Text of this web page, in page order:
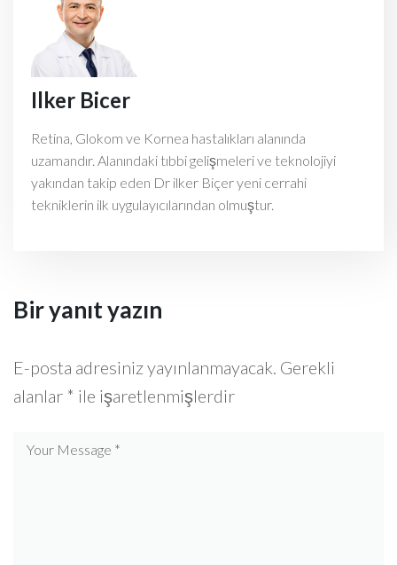
Ilker Bicer
Retina, Glokom ve Kornea hastalıkları alanında
uzamandır. Alanındaki tıbbi gelişmeleri ve teknolojiyi
yakından takip eden Dr ilker Biçer yeni cerrahi
tekniklerin ilk uygulayıcılarından olmuştur.
Bir yanıt yazın
E-posta adresiniz yayınlanmayacak. Gerekli
alanlar * ile işaretlenmişlerdir